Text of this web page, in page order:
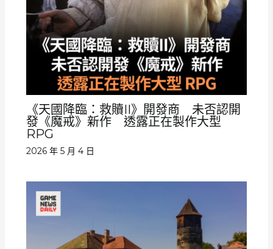
《天國降臨：救贖II》開發商 未否認開
發《魔戒》新作 透露正在製作大型
RPG
2026 年 5 月 4 日